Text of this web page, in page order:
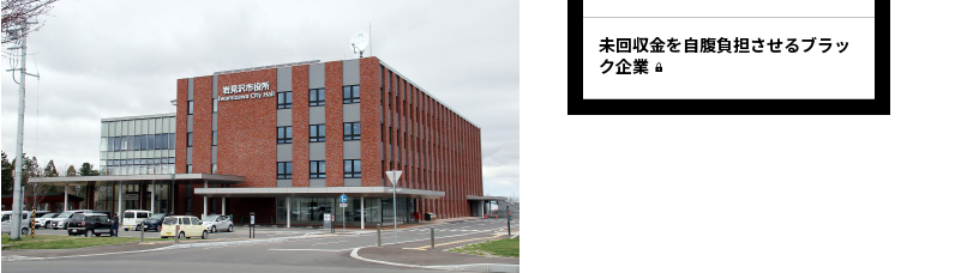
未回収金を自腹負担させるブラッ
ク企業